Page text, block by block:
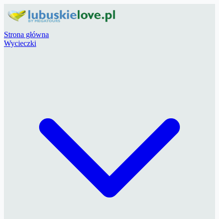
Strona główna
Wycieczki